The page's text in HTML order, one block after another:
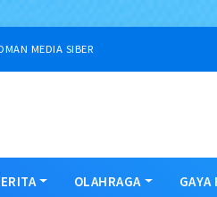
MEDIA SIBER
OLAHRAGA GAYA